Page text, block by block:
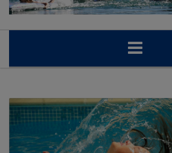
BRANCHEN
NEWS